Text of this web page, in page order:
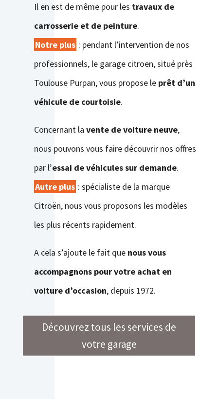
Il en est de même pour les travaux de
carrosserie et de peinture.
Notre plus : pendant l’intervention de nos
professionnels, le garage citroen, situé près
Toulouse Purpan, vous propose le prêt d’un
véhicule de courtoisie.
Concernant la vente de voiture neuve,
nous pouvons vous faire découvrir nos offres
par l’essai de véhicules sur demande.
Autre plus : spécialiste de la marque
Citroën, nous vous proposons les modèles
les plus récents rapidement.
A cela s’ajoute le fait que nous vous
accompagnons pour votre achat en
voiture d’occasion, depuis 1972.
Découvrez tous les services de
votre garage